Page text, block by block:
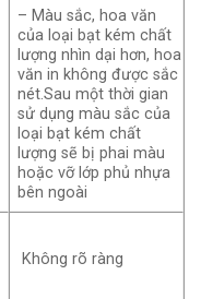
– Màu sắc, hoa văn
của loại bạt kém chất
lượng nhìn dại hơn, hoa
văn in không được sắc
nét.Sau một thời gian
sử dụng màu sắc của
loại bạt kém chất
lượng sẽ bị phai màu
hoặc vỡ lớp phủ nhựa
bên ngoài
Không rõ ràng